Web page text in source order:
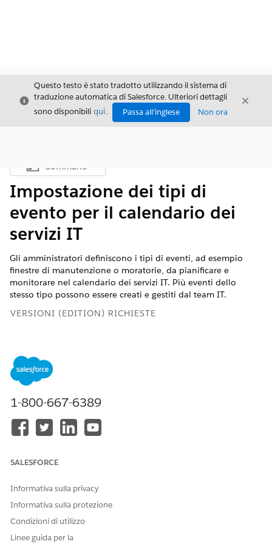
Chiudi
Questo testo è stato tradotto utilizzando il sistema di
traduzione automatica di Salesforce. Ulteriori dettagli
sono disponibili qui. Passa all'inglese Non ora
Chiudi
Mostra sommario
Sommario
Impostazione dei tipi di
evento per il calendario dei
servizi IT
Gli amministratori definiscono i tipi di eventi, ad esempio
finestre di manutenzione o moratorie, da pianificare e
monitorare nel calendario dei servizi IT. Più eventi dello
stesso tipo possono essere creati e gestiti dal team IT.
VERSIONI (EDITION) RICHIESTE
Disponibile in:
Unlimited
AUTORIZZAZIONI UTENTE NECESSARIE
Per gestire i tipi di evento:
Da Imposta, nella casella Ricerca veloce, immettere
Calendar.
Fai clic su Nuova.
Ad esempio, creare un tipo di evento per un periodo
di moratoria.
1-800-667-6389
SALESFORCE
Informativa sulla privacy
Informativa sulla protezione
Condizioni di utilizzo
Linee guida per la